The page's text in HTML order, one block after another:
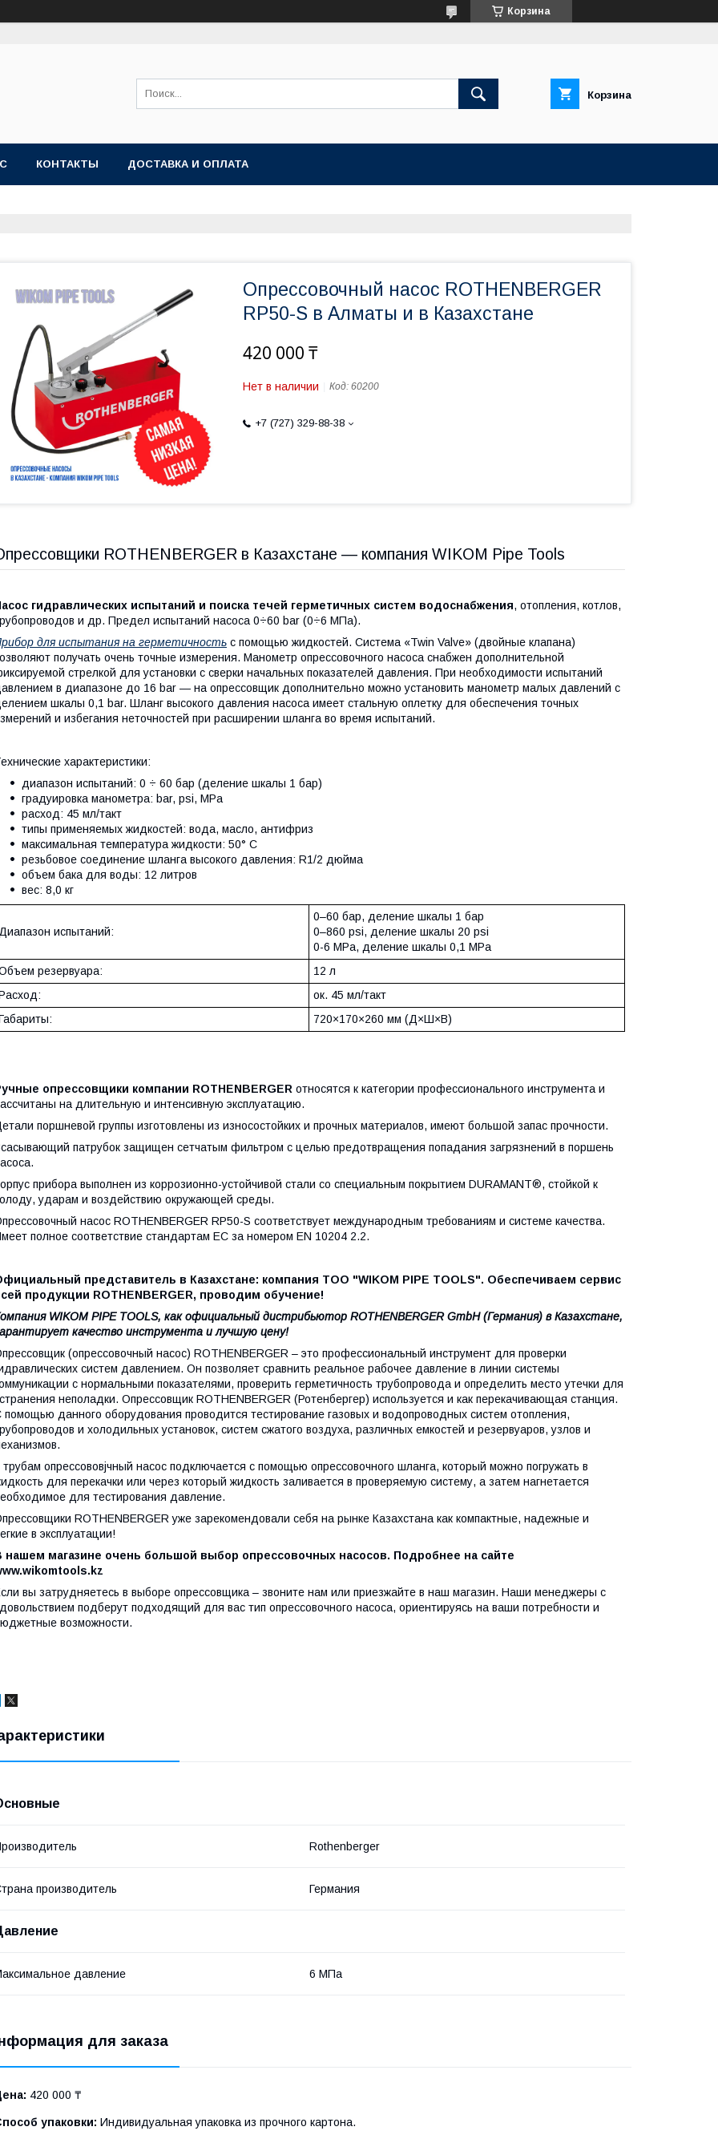
Корзина
Корзина
КОНТАКТЫ ДОСТАВКА И ОПЛАТА
Опрессовочный насос ROTHENBERGER
RP50-S в Алматы и в Казахстане
420 000 ₸
Нет в наличии Код: 60200
+7 (727) 329-88-38
ROTHENBERGER в Казахстане ― компания WIKOM Pipe Tools
гидравлических испытаний и поиска течей герметичных систем водоснабжения, отопления, котлов,
и др. Предел испытаний насоса 0÷60 bar (0÷6 МПа).
для испытания на герметичность с помощью жидкостей. Система «Twin Valve» (двойные клапана)
получать очень точные измерения. Манометр опрессовочного насоса снабжен дополнительной
стрелкой для установки с сверки начальных показателей давления. При необходимости испытаний
в диапазоне до 16 bar ― на опрессовщик дополнительно можно установить манометр малых давлений с
шкалы 0,1 bar. Шланг высокого давления насоса имеет стальную оплетку для обеспечения точных
и избегания неточностей при расширении шланга во время испытаний.
характеристики:
диапазон испытаний: 0 ÷ 60 бар (деление шкалы 1 бар)
градуировка манометра: bar, psi, MPa
расход: 45 мл/такт
типы применяемых жидкостей: вода, масло, антифриз
максимальная температура жидкости: 50° C
резьбовое соединение шланга высокого давления: R1/2 дюйма
объем бака для воды: 12 литров
вес: 8,0 кг
Диапазон испытаний:
0–60 бар, деление шкалы 1 бар
0–860 psi, деление шкалы 20 psi
0-6 MPa, деление шкалы 0,1 MPa
резервуара:
12 л
ок. 45 мл/такт
720×170×260 мм (Д×Ш×В)
опрессовщики компании ROTHENBERGER относятся к категории профессионального инструмента и
на длительную и интенсивную эксплуатацию.
поршневой группы изготовлены из износостойких и прочных материалов, имеют большой запас прочности.
патрубок защищен сетчатым фильтром с целью предотвращения попадания загрязнений в поршень
прибора выполнен из коррозионно-устойчивой стали со специальным покрытием DURAMANT®, стойкой к
ударам и воздействию окружающей среды.
насос ROTHENBERGER RP50-S соответствует международным требованиям и системе качества.
полное соответствие стандартам EC за номером EN 10204 2.2.
представитель в Казахстане: компания ТОО "WIKOM PIPE TOOLS". Обеспечиваем сервис
продукции ROTHENBERGER, проводим обучение!
WIKOM PIPE TOOLS, как официальный дистрибьютор ROTHENBERGER GmbH (Германия) в Казахстане,
качество инструмента и лучшую цену!
(опрессовочный насос) ROTHENBERGER – это профессиональный инструмент для проверки
систем давлением. Он позволяет сравнить реальное рабочее давление в линии системы
с нормальными показателями, проверить герметичность трубопровода и определить место утечки для
неполадки. Опрессовщик ROTHENBERGER (Ротенбергер) используется и как перекачивающая станция.
помощью данного оборудования проводится тестирование газовых и водопроводных систем отопления,
и холодильных установок, систем сжатого воздуха, различных емкостей и резервуаров, узлов и
трубам опрессововjчный насос подключается с помощью опрессовочного шланга, который можно погружать в
для перекачки или через который жидкость заливается в проверяемую систему, а затем нагнетается
для тестирования давление.
ROTHENBERGER уже зарекомендовали себя на рынке Казахстана как компактные, надежные и
в эксплуатации!
нашем магазине очень большой выбор опрессовочных насосов. Подробнее на сайте
вы затрудняетесь в выборе опрессовщика – звоните нам или приезжайте в наш магазин. Наши менеджеры с
подберут подходящий для вас тип опрессовочного насоса, ориентируясь на ваши потребности и
возможности.
Rothenberger
производитель Германия
давление 6 МПа
для заказа
420 000 ₸
упаковки: Индивидуальная упаковка из прочного картона.